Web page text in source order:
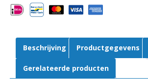
Beschrijving Productgegevens
Gerelateerde producten